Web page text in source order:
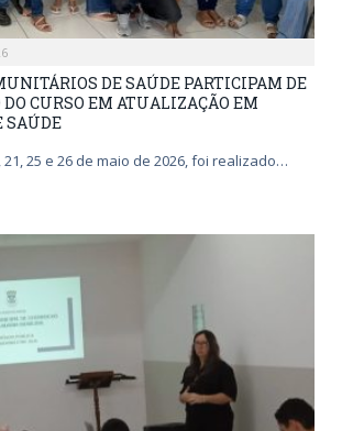
DE SAÚDE PARTICIPAM DE
DO CURSO EM ATUALIZAÇÃO EM
SAÚDE
21, 25 e 26 de maio de 2026, foi realizado…